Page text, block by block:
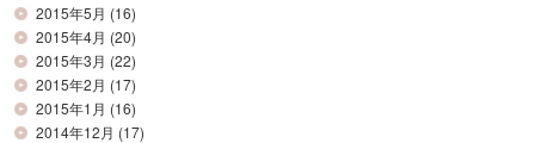
2015年5月 (16)
2015年4月 (20)
2015年3月 (22)
2015年2月 (17)
2015年1月 (16)
2014年12月 (17)